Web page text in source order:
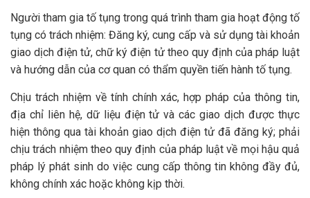
Người tham gia tố tụng trong quá trình tham gia hoạt động tố
tụng có trách nhiệm: Đăng ký, cung cấp và sử dụng tài khoản
giao dịch điện tử, chữ ký điện tử theo quy định của pháp luật
và hướng dẫn của cơ quan có thẩm quyền tiến hành tố tụng.
Chịu trách nhiệm về tính chính xác, hợp pháp của thông tin,
địa chỉ liên hệ, dữ liệu điện tử và các giao dịch được thực
hiện thông qua tài khoản giao dịch điện tử đã đăng ký; phải
chịu trách nhiệm theo quy định của pháp luật về mọi hậu quả
pháp lý phát sinh do việc cung cấp thông tin không đầy đủ,
không chính xác hoặc không kịp thời.